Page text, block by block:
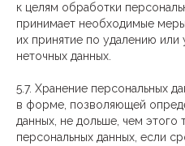
к целям обработки
принимает необходимые
их принятие по удалению
неточных данных.
5.7. Хранение персональных
в форме, позволяющей
данных, не дольше, чем
персональных данных, если